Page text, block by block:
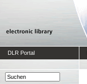
DLR Portal